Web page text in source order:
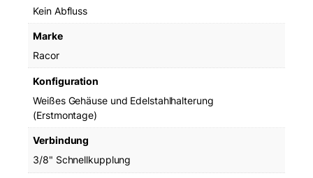
M
e
e
Kein Abfluss
Marke
Racor
Konfiguration
Weißes Gehäuse und Edelstahlhalterung
(Erstmontage)
Verbindung
3/8" Schnellkupplung